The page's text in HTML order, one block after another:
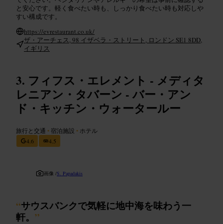
と安心です。軽く食べたい時も、しっかり食べたい時も対応しや
すい構成です。
https://evrestaurant.co.uk/
ザ・アーチェス, 98 イザベラ・ストリート, ロンドン SE1 8DD,
イギリス
フィフス・エレメント - メディタ
レニアン・タバーン - バー・アン
ド・キッチン・ウォータールー
旅行と交通 • 宿泊施設 • ホテル
4.6
4.5
画像 /S. Papadakis
“サウスバンクで気軽に地中海を味わう一
軒。 ”